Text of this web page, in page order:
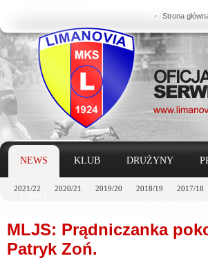
Strona
NEWS
2021/22 2020/21 2019/20 2018/19 2017/18
KLUB DRUŻYNY
MLJS: Prądniczanka
Patryk Zoń.